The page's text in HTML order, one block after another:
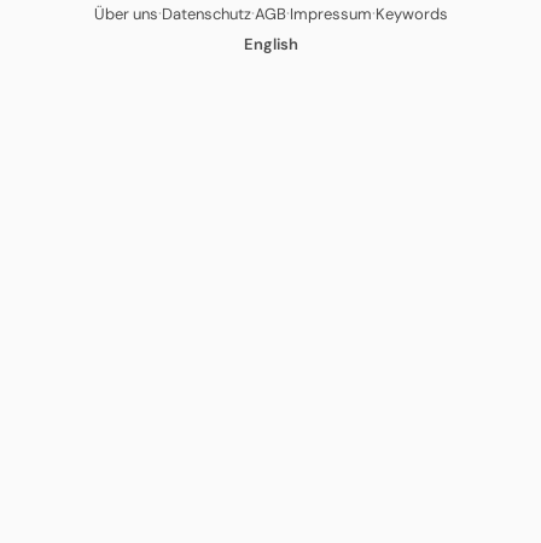
Über uns·Datenschutz·AGB·Impressum·Keywords
English